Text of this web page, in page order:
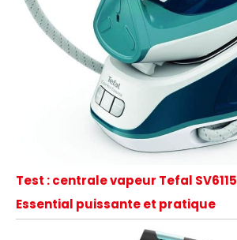
Test : centrale vapeur Tefal
Essential puissante et pratique